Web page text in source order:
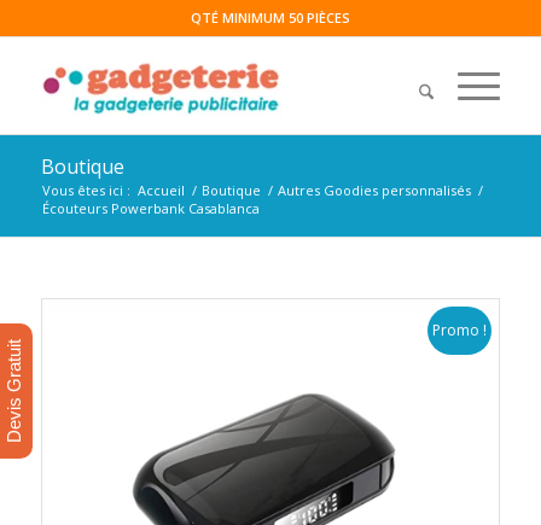
QTÉ MINIMUM 50 PIÈCES
Boutique
Vous êtes ici : Accueil / Boutique / Autres Goodies personnalisés /
Écouteurs Powerbank Casablanca
Promo !
Devis Gratuit